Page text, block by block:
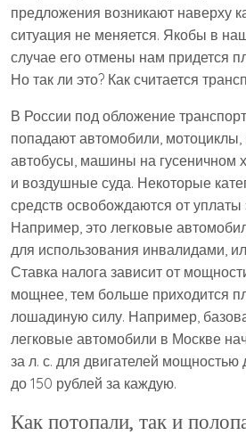
предложения возникают наверху
ситуация не меняется. Якобы в
случае его отмены нам придется
Но так ли это? Как считается
В России под обложение
попадают автомобили, мотоциклы,
автобусы, машины на гусеничном
и воздушные суда. Некоторые
средств освобождаются от уплаты
Например, это легковые
для использования инвалидами,
Ставка налога зависит от
мощнее, тем больше приходится
лошадиную силу. Например,
легковые автомобили в Москве
за л. с. для двигателей мощностью
до 150 рублей за каждую.
Как потопали, так и